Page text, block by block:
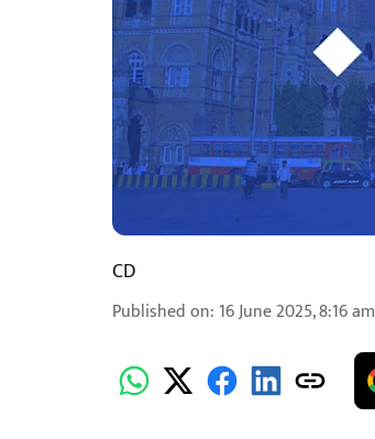
CD
Published on: 16 June 2025, 8:16 am